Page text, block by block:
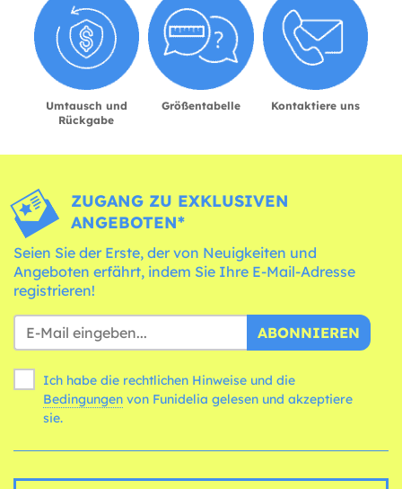
Umtausch und
Rückgabe
Größentabelle Kontaktiere uns
ZUGANG ZU EXKLUSIVEN
ANGEBOTEN*
Seien Sie der Erste, der von Neuigkeiten und
Angeboten erfährt, indem Sie Ihre E-Mail-Adresse
registrieren!
ABONNIEREN
Ich habe die rechtlichen Hinweise und die
Bedingungen
sie.